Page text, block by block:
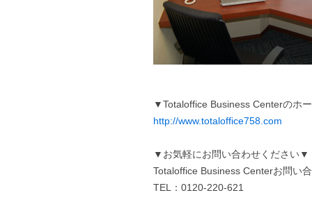
▼Totaloffice Business Centerのホ
http://www.totaloffice758.com
▼お気軽にお問い合わせください▼
Totaloffice Business Centerお問い
TEL：0120-220-621